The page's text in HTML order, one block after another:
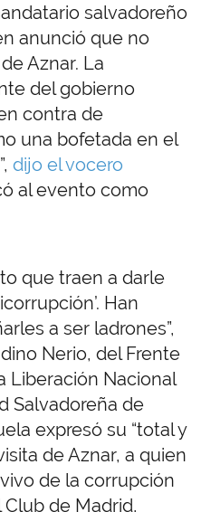
salvadoreño
anunció que no
Aznar. La
del gobierno
contra de
una bofetada en el
dijo el vocero
al evento como
que traen a darle
Han
a ser ladrones”,
Nerio, del Frente
Liberación Nacional
Salvadoreña de
expresó su “total y
de Aznar, a quien
de la corrupción
Club de Madrid,